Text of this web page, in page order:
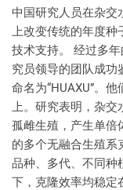
中国研究人员在杂交
上改变传统的年度种
技术支持。 经过多
究员领导的团队成功
命名为“HUAXU”。
上。研究表明，杂交
孤雌生殖，产生单倍
的多个无融合生殖系
品种、多代、不同种
下，克隆效率均稳定